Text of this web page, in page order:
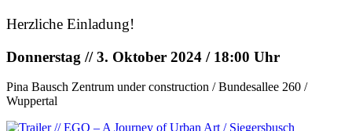
Herzliche Einladung!
Donnerstag // 3. Oktober 2024 / 18:00 Uhr
Pina Bausch Zentrum under construction / Bundesallee 260 /
Wuppertal